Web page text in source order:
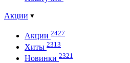
Акции
Акции 2427
Хиты 2313
Новинки 2321